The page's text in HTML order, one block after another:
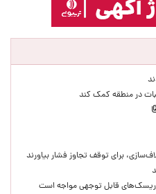
در منطقه کمک کند
برای توقف تجاوز فشار بیاورند
و ریسک‌های قابل توجهی مواجه است